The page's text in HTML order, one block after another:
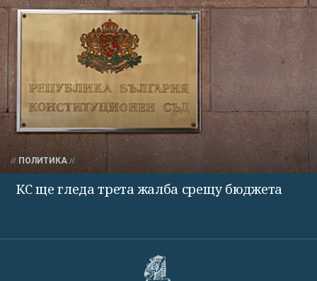
ПОЛИТИКА
КС ще гледа трета жалба срещу бюджета